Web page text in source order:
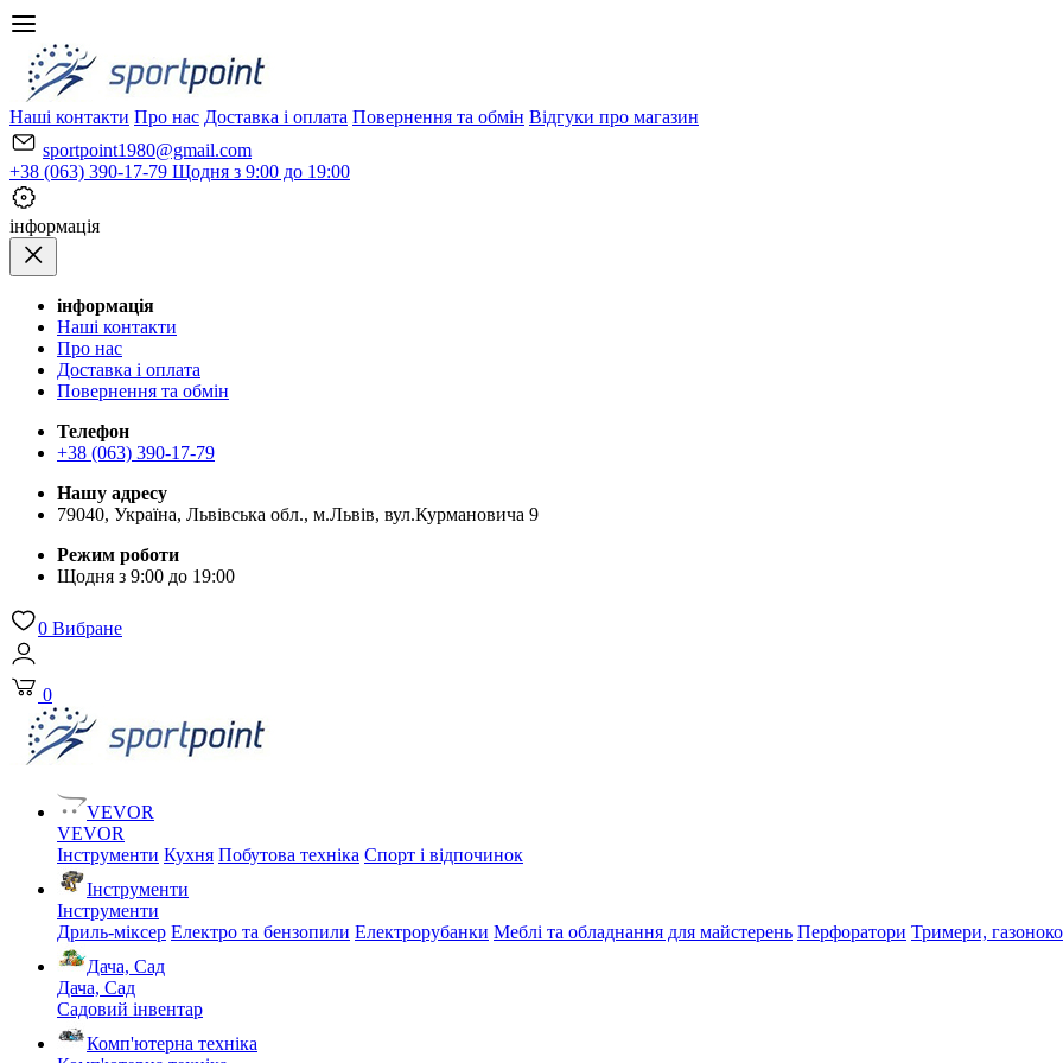
Наші контакти Про нас Доставка і оплата Повернення та обмін Відгуки про магазин
sportpoint1980@gmail.com
+38 (063) 390-17-79 Щодня з 9:00 до 19:00
iнформація
iнформація
Наші контакти
Про нас
Доставка і оплата
Повернення та обмін
Телефон
+38 (063) 390-17-79
Нашу адресу
79040, Україна, Львівська обл., м.Львів, вул.Курмановича 9
Режим роботи
Щодня з 9:00 до 19:00
0 Вибране
0
VEVOR
VEVOR
Інструменти Кухня Побутова техніка Спорт і відпочинок
Інструменти
Інструменти
Дриль-міксер Електро та бензопили Електрорубанки Меблі та обладнання для майстерень Перфоратори Тримери,
Дача, Сад
Дача, Сад
Садовий інвентар
Комп'ютерна техніка